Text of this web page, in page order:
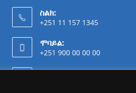
ስልክ:
+251 11 157 1345
ሞባይል:
+251 900 00 00 00
ፋክስ: